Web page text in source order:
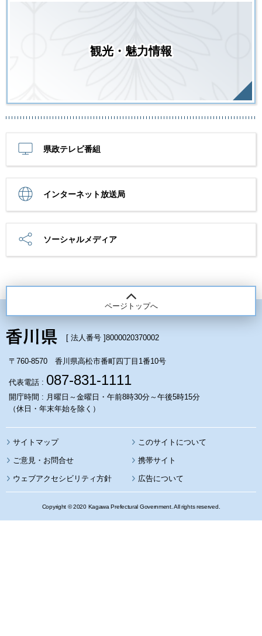
観光・魅力情報
県政テレビ番組
インターネット放送局
ソーシャルメディア
ページトップへ
[ 法人番号 ]8000020370002
〒760-8570 香川県高松市番町四丁目1番10号
代表電話 : 087-831-1111
開庁時間 : 月曜日～金曜日・午前8時30分～午後5時15分
（休日・年末年始を除く）
サイトマップ このサイトについて
携帯サイト
ウェブアクセシビリティ方針 広告について
Copyright © 2020 Kagawa Prefectural Government. All rights reserved.